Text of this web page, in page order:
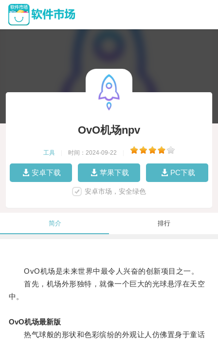
OvO机场npv
工具 时间：2024-09-22
安卓下载 苹果下载 PC下载
安卓市场，安全绿色
简介 排行
OvO机场是未来世界中最令人兴奋的创新项目之一。
首先，机场外形独特，就像一个巨大的光球悬浮在天空
中。
OvO机场最新版
热气球般的形状和色彩缤纷的外观让人仿佛置身于童话